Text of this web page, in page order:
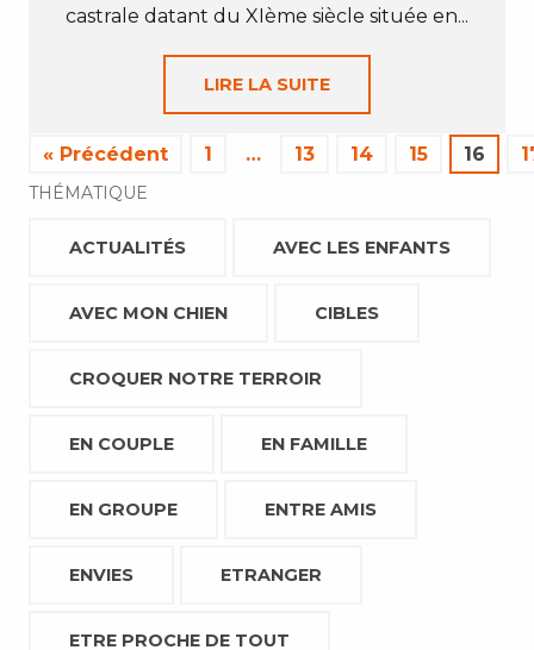
castrale datant du XIème siècle située en...
LIRE LA SUITE
« Précédent 1 … 13 14 15 16
THÉMATIQUE
ACTUALITÉS AVEC LES ENFANTS
AVEC MON CHIEN CIBLES
CROQUER NOTRE TERROIR
EN COUPLE EN FAMILLE
EN GROUPE ENTRE AMIS
ENVIES ETRANGER
ETRE PROCHE DE TOUT